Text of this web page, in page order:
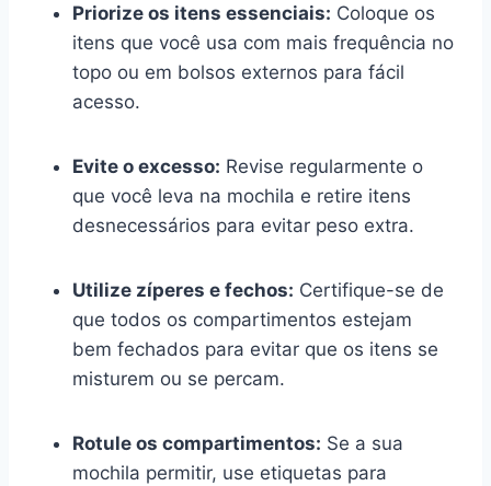
Priorize os itens essenciais: Coloque os
itens que você usa com mais frequência no
topo ou em bolsos externos para fácil
acesso.
Evite o excesso: Revise regularmente o
que você leva na mochila e retire itens
desnecessários para evitar peso extra.
Utilize zíperes e fechos: Certifique-se de
que todos os compartimentos estejam
bem fechados para evitar que os itens se
misturem ou se percam.
Rotule os compartimentos: Se a sua
mochila permitir, use etiquetas para